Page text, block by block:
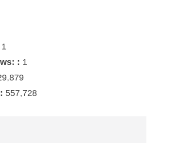
1
: 1
557,728